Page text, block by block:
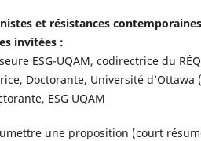
et résistances contemporaines
invitées :
ESG-UQAM, codirectrice du
Doctorante, Université d’Ottawa
ESG UQAM
une proposition (court